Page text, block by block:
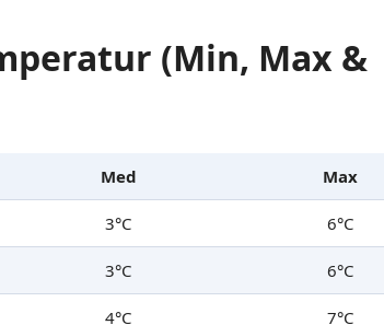
(Min, Max &
Med Max
3°C 6°C
3°C 6°C
4°C 7°C